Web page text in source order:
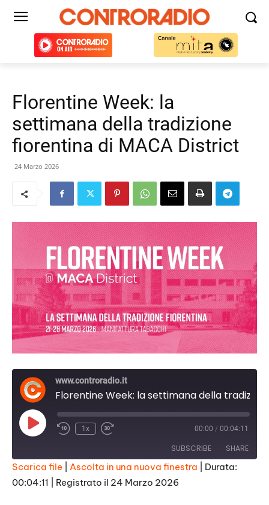
Florentine Week: la
settimana della tradizione
fiorentina di MACA District
24 Marzo 2026
www.controradio.it
Play
Episode
1x 00:00 / 00:04:11
SUBSCRIBE SHARE
SHARE
Scarica file Ascolta in una nuova finestra
Durata:
00:04:11
Registrato il 24 Marzo 2026